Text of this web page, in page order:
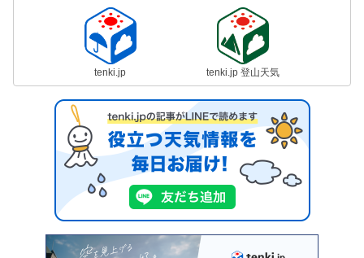
tenki.jp tenki.jp 登山天気